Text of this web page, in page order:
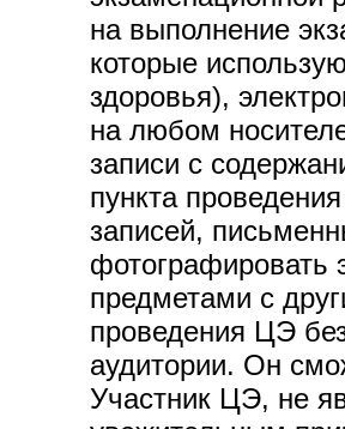
на выполнение
которые
здоровья),
на любом
записи с
пункта
записей,
фотографировать
предметами с
проведения ЦЭ
аудитории. Он
Участник ЦЭ, не